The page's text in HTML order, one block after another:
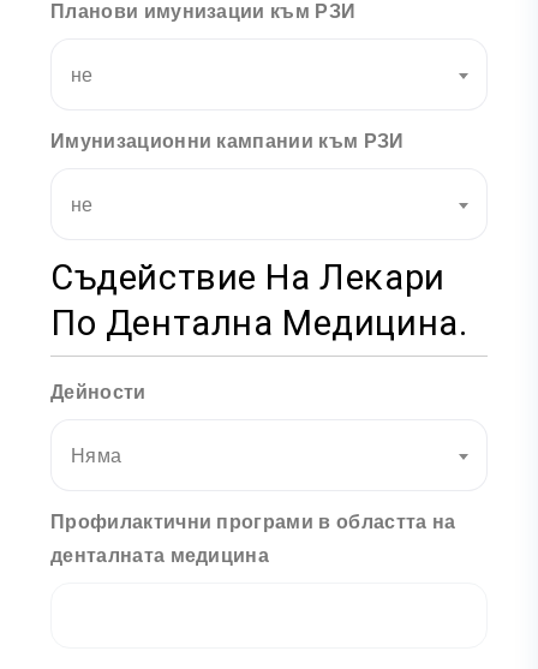
Планови имунизации към РЗИ
не
Имунизационни кампании към РЗИ
не
Съдействие На Лекари
По Дентална Медицина.
Дейности
Няма
Профилактични програми в областта на
денталната медицина